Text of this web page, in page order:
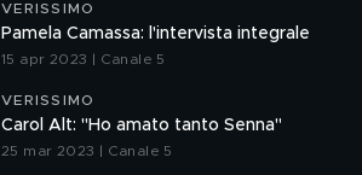
VERISSIMO
Pamela Camassa: l'intervista integrale
15 apr 2023 | Canale 5
VERISSIMO
Carol Alt: "Ho amato tanto Senna"
25 mar 2023 | Canale 5